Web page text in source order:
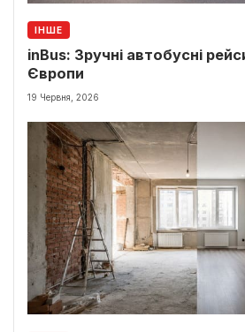
ІНШЕ
inBus: Зручні автобусні
Європи
19 Червня, 2026